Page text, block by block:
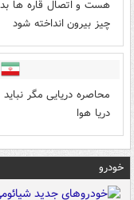
هست و اتصال قاره ها
چیز بیرون انداخته شود
محاصره دریایی مگر
دریا هوا
خودرو